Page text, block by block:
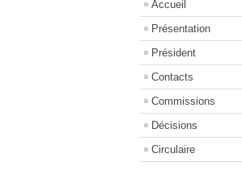
Accueil
Présentation
Président
Contacts
Commissions
Décisions
Circulaire